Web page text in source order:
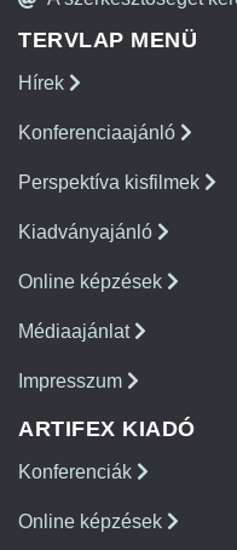
TERVLAP MENÜ
Hírek
Konferenciaajánló
Perspektíva kisfilmek
Kiadványajánló
Online képzések
Médiaajánlat
Impresszum
ARTIFEX KIADÓ
Konferenciák
Online képzések